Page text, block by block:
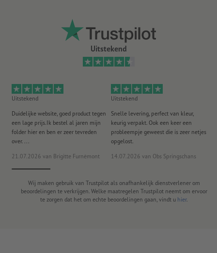
Uitstekend
Uitstekend
Duidelijke website, goed product tegen
een lage prijs.Ik bestel al jaren mijn
folder hier en ben er zeer tevreden
over. ...
21.07.2026 van Brigitte Furnèmont
Uitstekend
Snelle levering, perfect van kleur,
keurig verpakt. Ook een keer een
probleempje geweest die is zeer netjes
opgelost.
14.07.2026 van Obs Springschans
Wij maken gebruik van Trustpilot als onafhankelijk dienstverlener om
beoordelingen te verkrijgen. Welke maatregelen Trustpilot neemt om ervoor
te zorgen dat het om echte beoordelingen gaan, vindt u hier.